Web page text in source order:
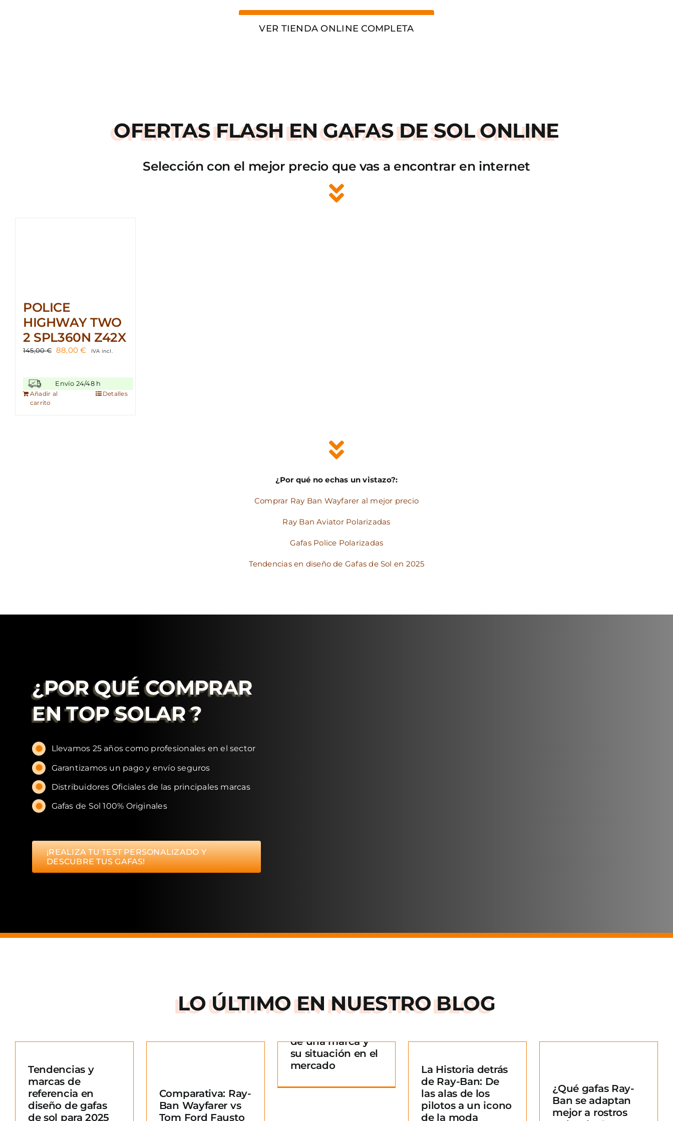
VER TIENDA ONLINE COMPLETA
OFERTAS FLASH EN GAFAS DE SOL ONLINE
Selección con el mejor precio que vas a encontrar en internet
POLICE
HIGHWAY TWO
2 SPL360N Z42X
145,00€ El
era:
145,00 €.
88,00€El
es:
88,00 €.
IVA incl.
Envío 24/48 h
Añadir al
carrito
Detalles
¿Por qué no echas un vistazo?:
Comprar Ray Ban Wayfarer al mejor precio
Ray Ban Aviator Polarizadas
Gafas Police Polarizadas
Tendencias en diseño de Gafas de Sol en 2025
¿POR QUÉ COMPRAR
EN TOP SOLAR ?
Llevamos 25 años como profesionales en el sector
Garantizamos un pago y envío seguros
Distribuidores Oficiales de las principales marcas
Gafas de Sol 100% Originales
¡REALIZA TU TEST PERSONALIZADO Y
DESCUBRE TUS GAFAS!
LO ÚLTIMO ENNUESTRO BLOG
Tendencias y
marcas de
referencia en
diseño de gafas
de sol para 2025
Comparativa: Ray-
Ban Wayfarer vs
Tom Ford Fausto
Comparativa: Ray-
Ban Wayfarer vs
Tom Ford Fausto
mercado
de una marca y
su situación en el
mercado
La Historia detrás
de Ray-Ban: De las
La Historia detrás
de Ray-Ban: De
las alas de los
pilotos a un icono
de la moda
¿Qué gafas Ray-
Ban se adaptan
mejor a rostros
redondos?
¿Qué gafas Ray-
Ban se adaptan
mejor a rostros